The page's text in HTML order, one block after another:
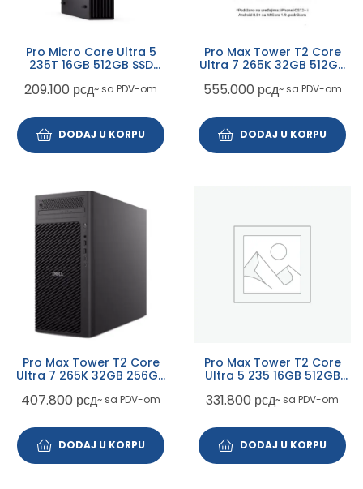
Pro Micro Core Ultra 5
235T 16GB 512GB SSD
WiFi
209.100 рсд~ sa PDV-om
DODAJ U KORPU
Pro Max Tower T2 Core
Ultra 7 265K 32GB 512GB
16GB Win11Pro 3yr
555.000 рсд~ sa PDV-om
DODAJ U KORPU
Pro Max Tower T2 Core
Ultra 7 265K 32GB 256GB
Win11Pro 3yr NBD bez tast
407.800 рсд~ sa PDV-om
DODAJ U KORPU
Pro Max Tower T2 Core
Ultra 5 235 16GB 512GB
331.800 рсд~ sa PDV-om
DODAJ U KORPU